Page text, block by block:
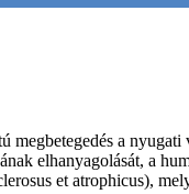
a
elhanyagolását, a
et atrophicus),